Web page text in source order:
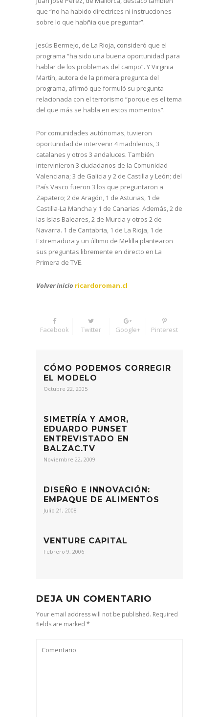
que “no ha habido directrices ni instrucciones
sobre lo que habñia que preguntar”.
Jesús Bermejo, de La Rioja, consideró que el
programa “ha sido una buena oportunidad para
hablar de los problemas del campo”. Y Virginia
Martín, autora de la primera pregunta del
programa, afirmó que formuló su pregunta
relacionada con el terrorismo “porque es el tema
del que más se habla en estos momentos”.
Por comunidades autónomas, tuvieron
oportunidad de intervenir 4 madrileños, 3
catalanes y otros 3 andaluces. También
intervinieron 3 ciudadanos de la Comunidad
Valenciana; 3 de Galicia y 2 de Castilla y León; del
País Vasco fueron 3 los que preguntaron a
Zapatero; 2 de Aragón, 1 de Asturias, 1 de
Castilla-La Mancha y 1 de Canarias. Además, 2 de
las Islas Baleares, 2 de Murcia y otros 2 de
Navarra. 1 de Cantabria, 1 de La Rioja, 1 de
Extremadura y un último de Melilla plantearon
sus preguntas libremente en directo en La
Primera de TVE.
Volver inicio ricardoroman.cl
Facebook Twitter Google+ Pinterest
CÓMO PODEMOS CORREGIR
EL MODELO
Octubre 22, 2005
SIMETRÍA Y AMOR,
EDUARDO PUNSET
ENTREVISTADO EN
BALZAC.TV
Noviembre 22, 2009
DISEÑO E INNOVACIÓN:
EMPAQUE DE ALIMENTOS
Julio 21, 2008
VENTURE CAPITAL
Febrero 9, 2006
DEJA UN COMENTARIO
Your email address will not be published. Required
fields are marked *